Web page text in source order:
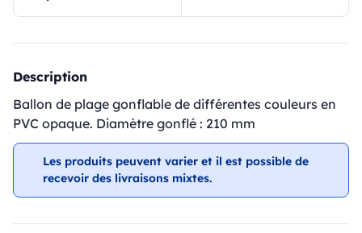
Description
Ballon de plage gonflable de différentes couleurs en
PVC opaque. Diamètre gonflé : 210 mm
Les produits peuvent varier et il est possible de
recevoir des livraisons mixtes.